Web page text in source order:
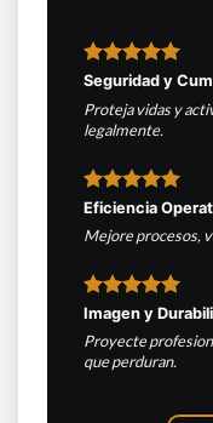
Seguridad y
Proteja vidas y
legalmente.
Eficiencia
Mejore procesos,
Imagen y
Proyecte
que perduran.